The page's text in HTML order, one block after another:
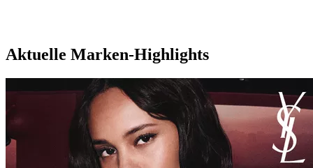
Aktuelle Marken-Highlights